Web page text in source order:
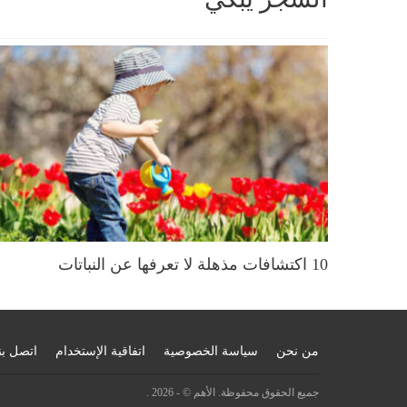
10 اكتشافات مذهلة لا تعرفها عن النباتات
من نحن سياسة الخصوصية اتفاقية الإستخدام اتصل
جميع الحقوق محفوظة. الأهم © - 2026 .